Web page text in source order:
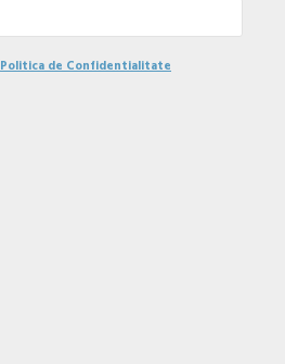
Politica de Confidentialitate